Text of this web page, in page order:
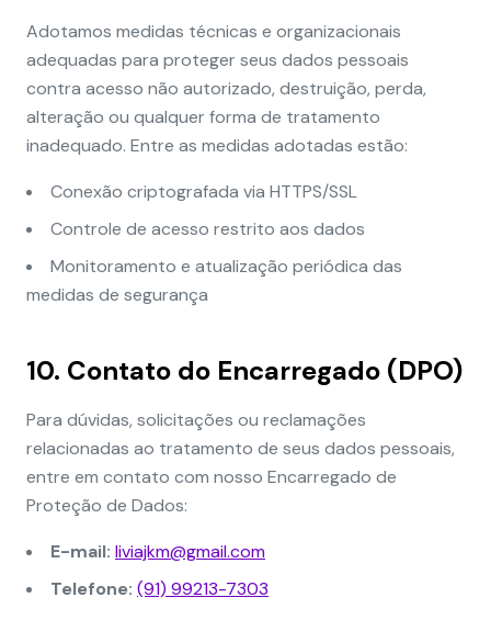
Adotamos medidas técnicas e organizacionais
adequadas para proteger seus dados pessoais
contra acesso não autorizado, destruição, perda,
alteração ou qualquer forma de tratamento
inadequado. Entre as medidas adotadas estão:
Conexão criptografada via HTTPS/SSL
Controle de acesso restrito aos dados
Monitoramento e atualização periódica das
medidas de segurança
10. Contato do Encarregado (DPO)
Para dúvidas, solicitações ou reclamações
relacionadas ao tratamento de seus dados pessoais,
entre em contato com nosso Encarregado de
Proteção de Dados:
E-mail: liviajkm@gmail.com
Telefone: (91) 99213-7303